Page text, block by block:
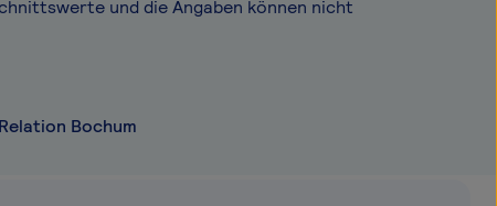
und die Angaben können nicht
Bochum